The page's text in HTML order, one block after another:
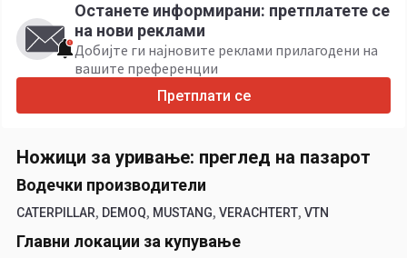
Останете информирани: претплатете се
на нови реклами
Добијте ги најновите реклами прилагодени на
вашите преференции
Претплати се
Ножици за уривање: преглед на пазарот
Водечки производители
CATERPILLAR, DEMOQ, MUSTANG, VERACHTERT, VTN
Главни локации за купување